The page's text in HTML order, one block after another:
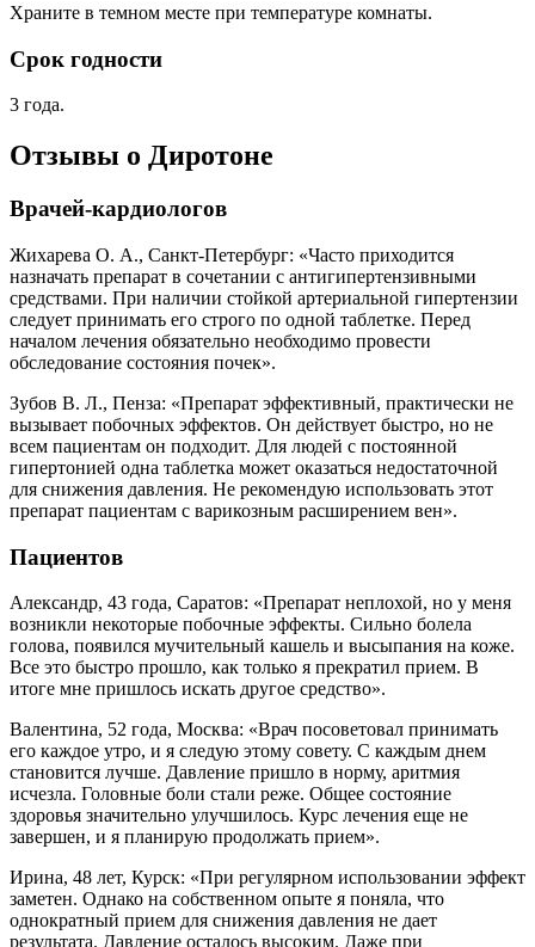
Храните в темном месте при температуре комнаты.
Срок годности
3 года.
Отзывы о Диротоне
Врачей-кардиологов
Жихарева О. А., Санкт-Петербург: «Часто приходится
назначать препарат в сочетании с антигипертензивными
средствами. При наличии стойкой артериальной гипертензии
следует принимать его строго по одной таблетке. Перед
началом лечения обязательно необходимо провести
обследование состояния почек».
Зубов В. Л., Пенза: «Препарат эффективный, практически не
вызывает побочных эффектов. Он действует быстро, но не
всем пациентам он подходит. Для людей с постоянной
гипертонией одна таблетка может оказаться недостаточной
для снижения давления. Не рекомендую использовать этот
препарат пациентам с варикозным расширением вен».
Пациентов
Александр, 43 года, Саратов: «Препарат неплохой, но у меня
возникли некоторые побочные эффекты. Сильно болела
голова, появился мучительный кашель и высыпания на коже.
Все это быстро прошло, как только я прекратил прием. В
итоге мне пришлось искать другое средство».
Валентина, 52 года, Москва: «Врач посоветовал принимать
его каждое утро, и я следую этому совету. С каждым днем
становится лучше. Давление пришло в норму, аритмия
исчезла. Головные боли стали реже. Общее состояние
здоровья значительно улучшилось. Курс лечения еще не
завершен, и я планирую продолжать прием».
Ирина, 48 лет, Курск: «При регулярном использовании эффект
заметен. Однако на собственном опыте я поняла, что
однократный прием для снижения давления не дает
результата. Давление осталось высоким. Даже при